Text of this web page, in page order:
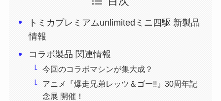
トミカプレミアムunlimitedミニ四駆 新製品
情報
コラボ製品 関連情報
今回のコラボマシンが集大成？
アニメ『爆走兄弟レッツ＆ゴー!!』30周年記
念展 開催！